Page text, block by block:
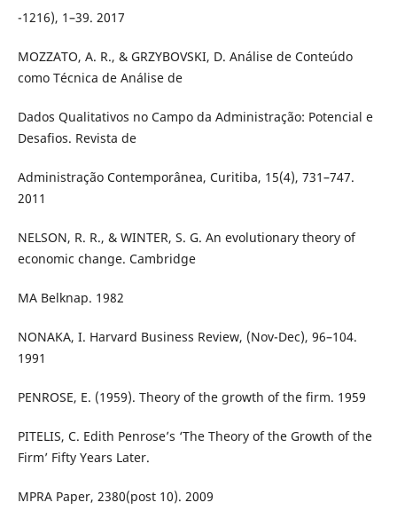
-1216), 1–39. 2017
MOZZATO, A. R., & GRZYBOVSKI, D. Análise de Conteúdo
como Técnica de Análise de
Dados Qualitativos no Campo da Administração: Potencial e
Desafios. Revista de
Administração Contemporânea, Curitiba, 15(4), 731–747.
2011
NELSON, R. R., & WINTER, S. G. An evolutionary theory of
economic change. Cambridge
MA Belknap. 1982
NONAKA, I. Harvard Business Review, (Nov-Dec), 96–104.
1991
PENROSE, E. (1959). Theory of the growth of the firm. 1959
PITELIS, C. Edith Penrose’s ‘The Theory of the Growth of the
Firm’ Fifty Years Later.
MPRA Paper, 2380(post 10). 2009